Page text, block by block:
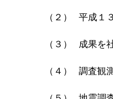
（２） 平成１
（３） 成果を
（４） 調査観